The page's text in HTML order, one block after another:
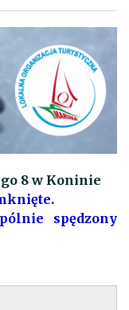
8 w Koninie
spędzony